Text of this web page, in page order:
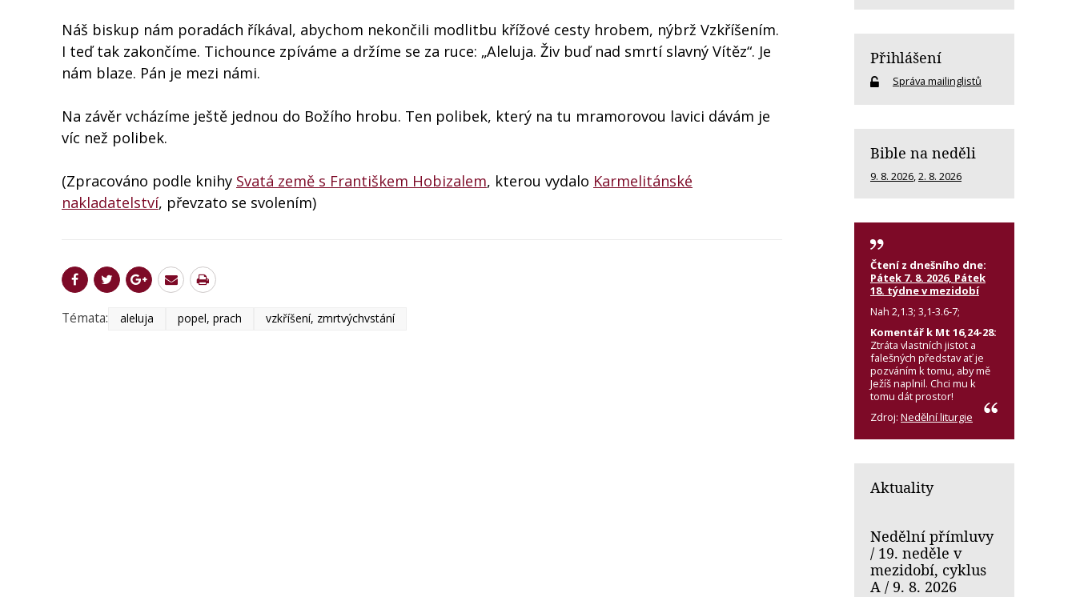
Náš biskup nám poradách říkával, abychom nekončili modlitbu křížové cesty hrobem, nýbrž Vzkříšením.
I teď tak zakončíme. Tichounce zpíváme a držíme se za ruce: „Aleluja. Živ buď nad smrtí slavný Vítěz“. Je
nám blaze. Pán je mezi námi.
Na závěr vcházíme ještě jednou do Božího hrobu. Ten polibek, který na tu mramorovou lavici dávám je
víc než polibek.
(Zpracováno podle knihy Svatá země s Františkem Hobizalem, kterou vydalo Karmelitánské
nakladatelství, převzato se svolením)
Témata: aleluja popel, prach vzkříšení, zmrtvýchvstání
Přihlášení
Správa mailinglistů
Bible na neděli
9. 8. 2026 2. 8. 2026
Čtení z dnešního dne:
Pátek 7. 8. 2026, Pátek
18. týdne v mezidobí
Nah 2,1.3; 3,1-3.6-7;
Komentář k Mt 16,24-28:
Ztráta vlastních jistot a
falešných představ ať je
pozváním k tomu, aby mě
Ježíš naplnil. Chci mu k
tomu dát prostor!
Zdroj: Nedělní liturgie
Aktuality
Nedělní přímluvy
/ 19. neděle v
mezidobí, cyklus
A / 9. 8. 2026